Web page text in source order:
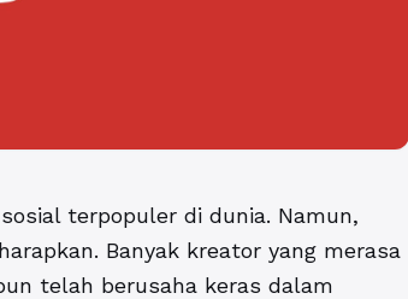
terpopuler di dunia. Namun,
Banyak kreator yang merasa
telah berusaha keras dalam